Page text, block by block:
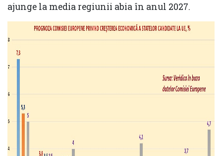
ajunge la media regiunii abia în anul 2027.